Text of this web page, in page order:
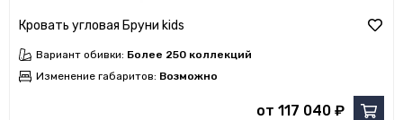
Кровать угловая Бруни kids
Вариант обивки: Более 250 коллекций
Изменение габаритов: Возможно
от 117 040 ₽